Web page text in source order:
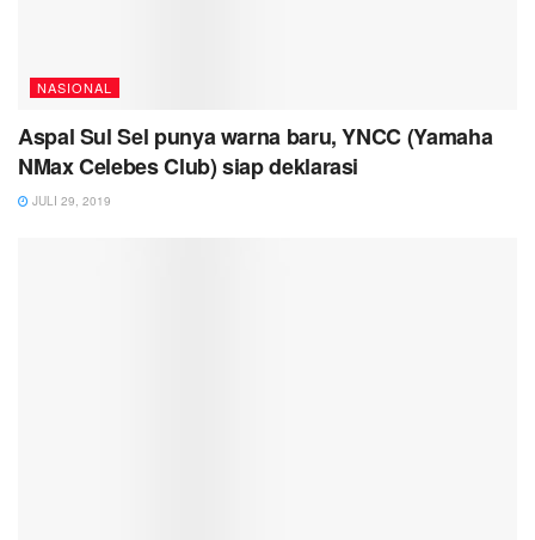
NASIONAL
Aspal Sul Sel punya warna baru, YNCC (Yamaha
NMax Celebes Club) siap deklarasi
JULI 29, 2019